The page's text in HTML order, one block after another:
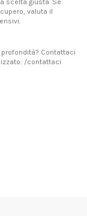
scelta giusta. Se
valuta il
Contattaci
/contattaci